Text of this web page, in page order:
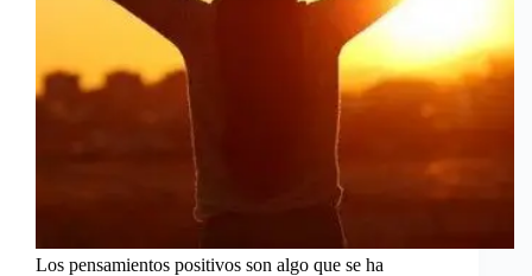
Los pensamientos positivos son algo que se ha